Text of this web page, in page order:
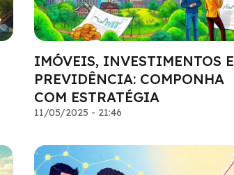
IMÓVEIS, INVESTIMENTOS E
PREVIDÊNCIA: COMPONHA
COM ESTRATÉGIA
11/05/2025 - 21:46